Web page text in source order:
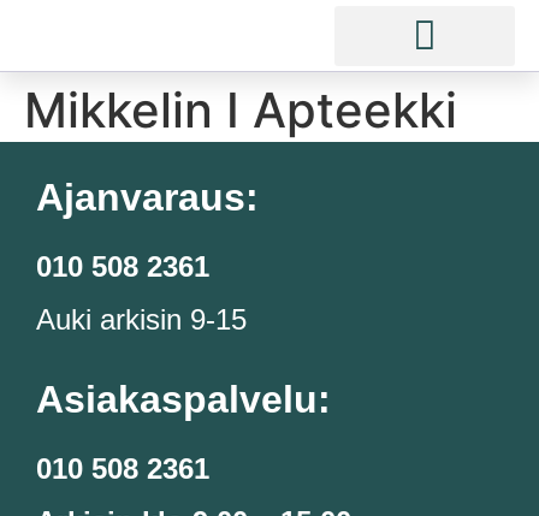
Mikkelin I Apteekki
Ajanvaraus:
010 508 2361
Auki arkisin 9-15
Asiakaspalvelu:
010 508 2361